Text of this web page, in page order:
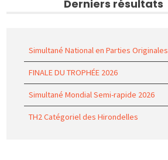
Derniers résultats
Simultané National en Parties Originales
FINALE DU TROPHÉE 2026
Simultané Mondial Semi-rapide 2026
TH2 Catégoriel des Hirondelles